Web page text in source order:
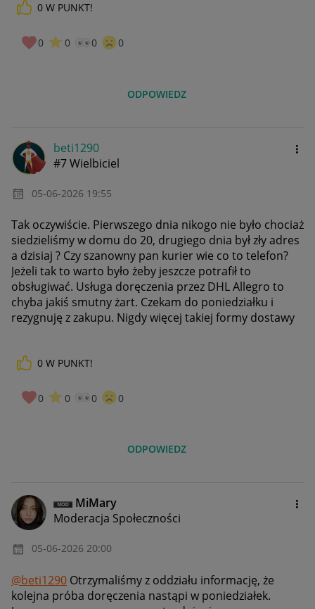
0 W PUNKT!
0 0 0 0
ODPOWIEDZ
beti1290
#7 Wielbiciel
‎05-06-2026 19:55
Tak oczywiście. Pierwszego dnia nikogo nie było chociaż
siedzieliśmy w domu do 20, drugiego dnia był zły adres
a dzisiaj ? Czy szanowny pan kurier wie co to telefon?
Jeżeli tak to warto było żeby jeszcze potrafił to
obsługiwać. Usługa doręczenia przez DHL Allegro to
chyba jakiś smutny żart. Czekam do poniedziałku i
rezygnuję z zakupu. Nigdy więcej takiej formy dostawy
0 W PUNKT!
0 0 0 0
ODPOWIEDZ
MiMary
Moderacja Społeczności
‎05-06-2026 20:00
@beti1290 Otrzymaliśmy z oddziału informację, że
kolejna próba doręczenia nastąpi w poniedziałek.